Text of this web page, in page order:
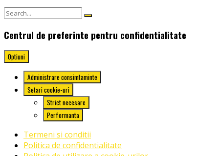
Centrul de preferinte pentru confidentialitate
Optiuni
Administrare consimtaminte
Setari cookie-uri
Strict necesare
Performanta
Termeni si conditii
Politica de confidentialitate